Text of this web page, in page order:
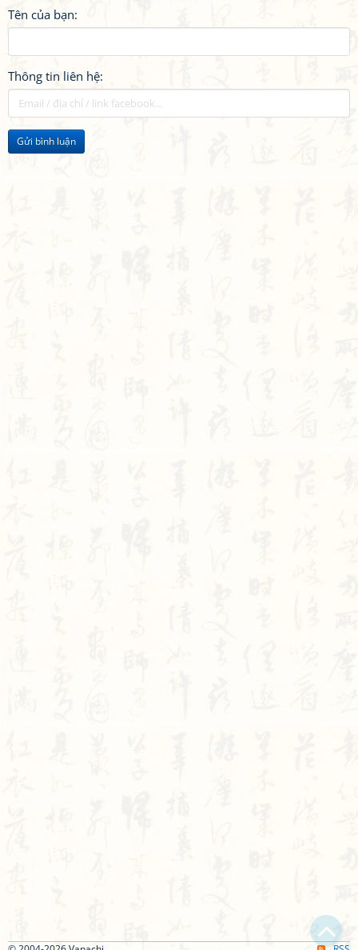
Tên của bạn:
Thông tin liên hệ:
Gửi bình luận